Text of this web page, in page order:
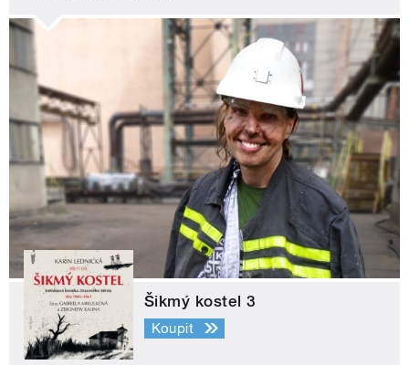
Šikmý kostel 3
Koupit